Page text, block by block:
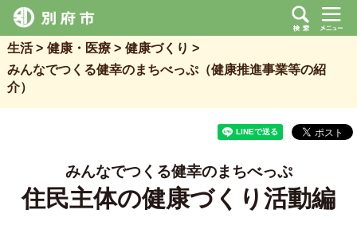
生活 健康・医療
健康づくり
みんなでつくる健幸のまちべっぷ（健康推進事業等の紹
介）
みんなでつくる健幸のまちべっぷ
住民主体の健康づくり活動編